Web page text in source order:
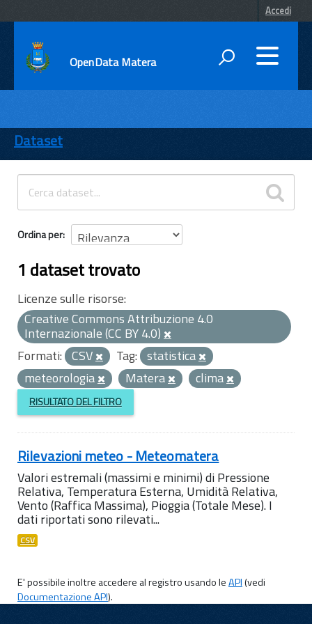
Accedi
OpenData Matera
ENTI
TEMI
INFORMAZIONI
Dataset
Ordina per
1 dataset trovato
Licenze sulle risorse:
Creative Commons Attribuzione 4.0
Internazionale (CC BY 4.0)
Formati: CSV Tag: statistica
meteorologia
Matera clima
RISULTATO DEL FILTRO
Rilevazioni meteo - Meteomatera
Valori estremali (massimi e minimi) di Pressione
Relativa, Temperatura Esterna, Umidità Relativa,
Vento (Raffica Massima), Pioggia (Totale Mese). I
dati riportati sono rilevati...
CSV
E' possibile inoltre accedere al registro usando leAPI(vedi
Documentazione API).